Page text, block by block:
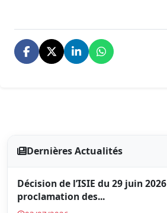
Dernières Actualités
Décision de l’ISIE du 29 juin
proclamation des...